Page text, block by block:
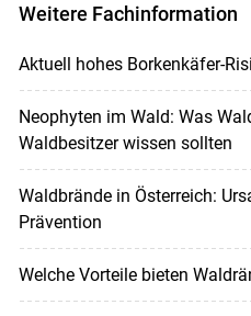
Weitere Fachinformation
Aktuell hohes Borkenkäfer-
Neophyten im Wald: Was
Waldbesitzer wissen sollten
Waldbrände in Österreich:
Prävention
Welche Vorteile bieten